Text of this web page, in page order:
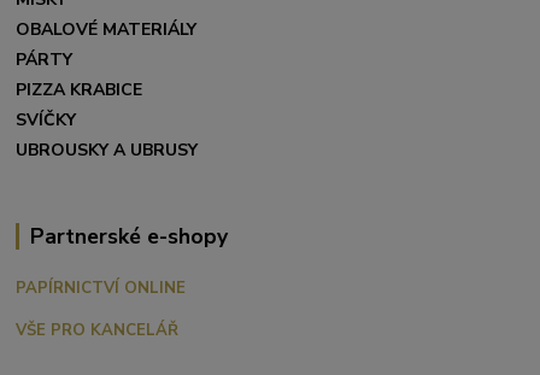
OBALOVÉ MATERIÁLY
PÁRTY
PIZZA KRABICE
SVÍČKY
UBROUSKY A UBRUSY
Partnerské e-shopy
PAPÍRNICTVÍ ONLINE
VŠE PRO KANCELÁŘ